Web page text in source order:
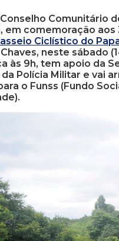
Comunitário
em comemoração aos
Ciclístico do
neste sábado
às 9h, tem apoio da
Polícia Militar e vai
o Funss (Fundo